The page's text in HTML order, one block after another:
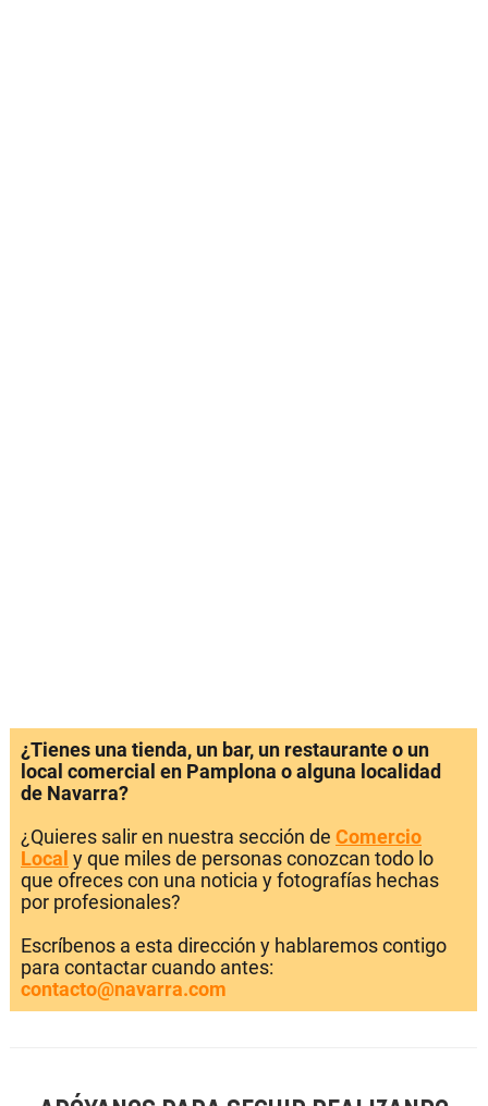
¿Tienes una tienda, un bar, un restaurante o un
local comercial en Pamplona o alguna localidad
de Navarra?
¿Quieres salir en nuestra sección de Comercio
Local y que miles de personas conozcan todo lo
que ofreces con una noticia y fotografías hechas
por profesionales?
Escríbenos a esta dirección y hablaremos contigo
para contactar cuando antes:
contacto@navarra.com